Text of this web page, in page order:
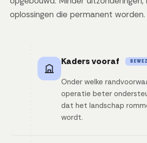
oplossingen die permanent worden.
Kaders vooraf
Onder welke
operatie beter
dat het landschap
wordt.